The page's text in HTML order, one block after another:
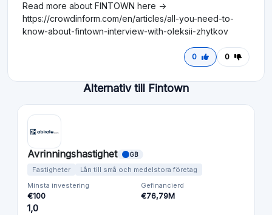
Read more about FINTOWN here ->
https://crowdinform.com/en/articles/all-you-need-to-
know-about-fintown-interview-with-oleksii-zhytkov
0 0
Alternativ till Fintown
Avrinningshastighet GB
Fastigheter
Lån till små och medelstora företag
Minsta investering
€100
Gefinancierd
€76,79M
1,0